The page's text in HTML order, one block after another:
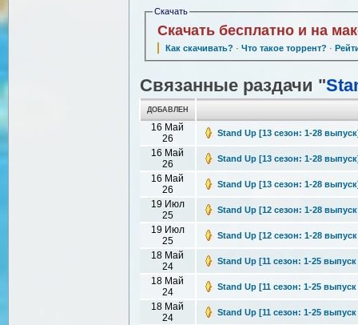
Скачать
Скачать бесплатно и на
Как скачивать? · Что такое торрент? ·
Связанные раздачи "
ДОБАВЛЕН
16 Май
26
Stand Up [13 сезон: 1-28
16 Май
26
Stand Up [13 сезон: 1-28
16 Май
26
Stand Up [13 сезон: 1-28
19 Июл
25
Stand Up [12 сезон: 1-28
19 Июл
25
Stand Up [12 сезон: 1-28
18 Май
24
Stand Up [11 сезон: 1-25
18 Май
24
Stand Up [11 сезон: 1-25
18 Май
24
Stand Up [11 сезон: 1-25